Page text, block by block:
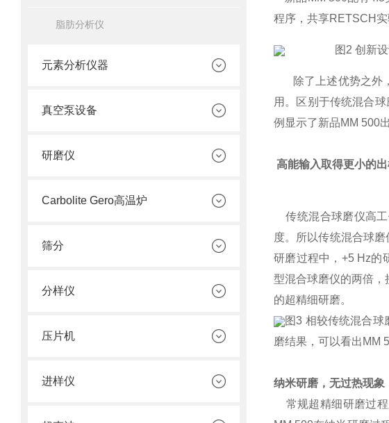
脂肪分析仪
元素分析仪器
真空泵设备
研磨仪
Carbolite Gero高温炉
筛分
分样仪
压片机
进样仪
程序，共享RETSCH实
图2 创新
除了上述优势之外，
用。区别于传统混合
例显示了新品MM 500
高能输入取得更小的
传统混合球磨仪高工
度。所以传统混合球
研磨过程中，+5 Hz的
型混合球磨仪的两倍
的超精细研磨。
图3 相较传统混合
磨结果，可以看出MM
纳米研磨，无过热现象
常规超精细研磨过程